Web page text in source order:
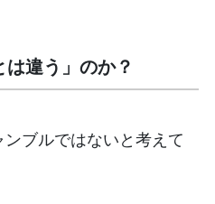
は違う」のか？
ブルではないと考えて